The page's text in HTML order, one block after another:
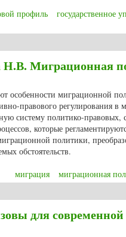
профиль государственное
Н.В. Миграционная
особенности миграционной
правового регулирования
систему политико-
которые
политики,
обстоятельств.
миграция миграционная
для современной